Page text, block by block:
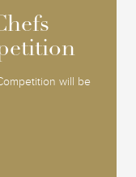
will be